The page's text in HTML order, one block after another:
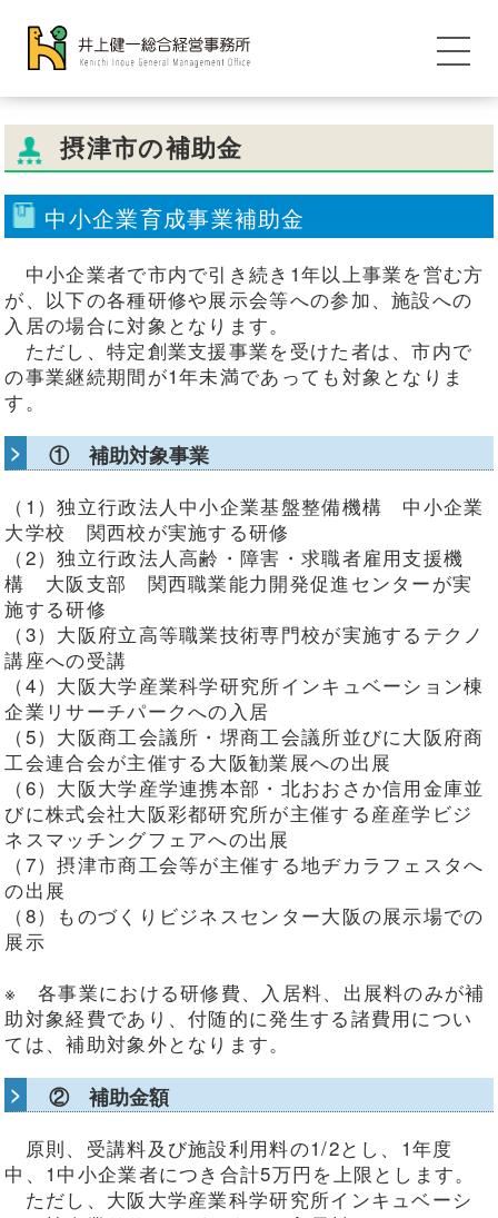
摂津市の補助金
中小企業育成事業補助金
中小企業者で市内で引き続き1年以上事業を営む方
が、以下の各種研修や展示会等への参加、施設への
入居の場合に対象となります。
ただし、特定創業支援事業を受けた者は、市内で
の事業継続期間が1年未満であっても対象となりま
す。
① 補助対象事業
（1）独立行政法人中小企業基盤整備機構 中小企業
大学校 関西校が実施する研修
（2）独立行政法人高齢・障害・求職者雇用支援機
構 大阪支部 関西職業能力開発促進センターが実
施する研修
（3）大阪府立高等職業技術専門校が実施するテクノ
講座への受講
（4）大阪大学産業科学研究所インキュベーション棟
企業リサーチパークへの入居
（5）大阪商工会議所・堺商工会議所並びに大阪府商
工会連合会が主催する大阪勧業展への出展
（6）大阪大学産学連携本部・北おおさか信用金庫並
びに株式会社大阪彩都研究所が主催する産産学ビジ
ネスマッチングフェアへの出展
（7）摂津市商工会等が主催する地ヂカラフェスタへ
の出展
（8）ものづくりビジネスセンター大阪の展示場での
展示
※ 各事業における研修費、入居料、出展料のみが補
助対象経費であり、付随的に発生する諸費用につい
ては、補助対象外となります。
② 補助金額
原則、受講料及び施設利用料の1/2とし、1年度
中、1中小企業者につき合計5万円を上限とします。
ただし、大阪大学産業科学研究所インキュベーシ